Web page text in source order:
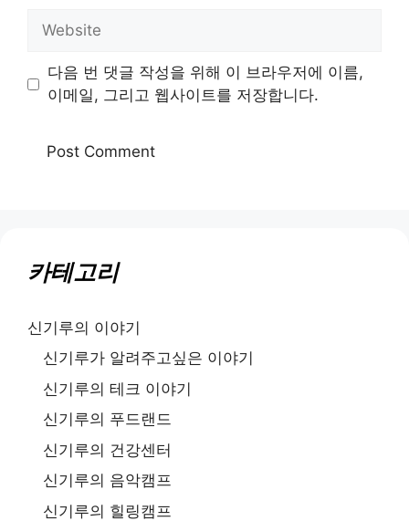
Website
다음 번 댓글 작성을 위해 이 브라우저에 이름,
이메일, 그리고 웹사이트를 저장합니다.
카테고리
신기루의 이야기
신기루가 알려주고싶은 이야기
신기루의 테크 이야기
신기루의 푸드랜드
신기루의 건강센터
신기루의 음악캠프
신기루의 힐링캠프